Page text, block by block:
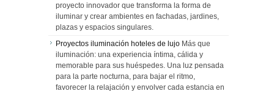
proyecto innovador que transforma la forma de
iluminar y crear ambientes en fachadas, jardines,
plazas y espacios singulares.
Proyectos iluminación hoteles de lujo Más que
iluminación: una experiencia íntima, cálida y
memorable para sus huéspedes. Una luz pensada
para la parte nocturna, para bajar el ritmo,
favorecer la relajación y envolver cada estancia en